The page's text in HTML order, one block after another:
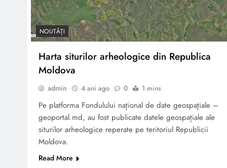
NOUTĂȚI
Harta siturilor arheologice din Republica
Moldova
admin 4 ani ago 0 1 mins
Pe platforma Fondulului naţional de date geospaţiale –
geoportal.md, au fost publicate datele geospațiale ale
siturilor arheologice reperate pe teritoriul Republicii
Moldova.
Read More